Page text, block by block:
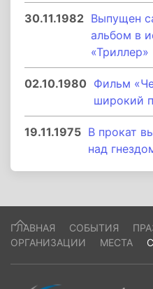
30.11.1982 Выпущен
альбом в
«Триллер»
02.10.1980 Фильм
широкий
19.11.1975 В прокат
над
ГЛАВНАЯ СОБЫТИЯ
ОРГАНИЗАЦИИ
МЕСТА